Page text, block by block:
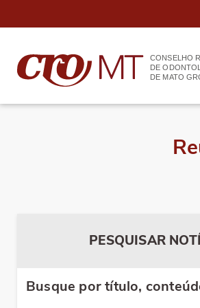
CONSELHO
DE
DE MATO
PESQUISAR
Busque por título,